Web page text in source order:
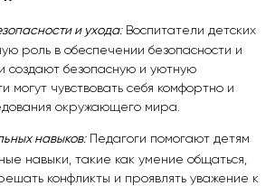
и ухода:Воспитатели детских
роль в обеспечении безопасности и
создают безопасную и уютную
могут чувствовать себя комфортно и
окружающего мира.
навыков:Педагоги помогают детям
навыки, такие как умение общаться,
конфликты и проявлять уважение к